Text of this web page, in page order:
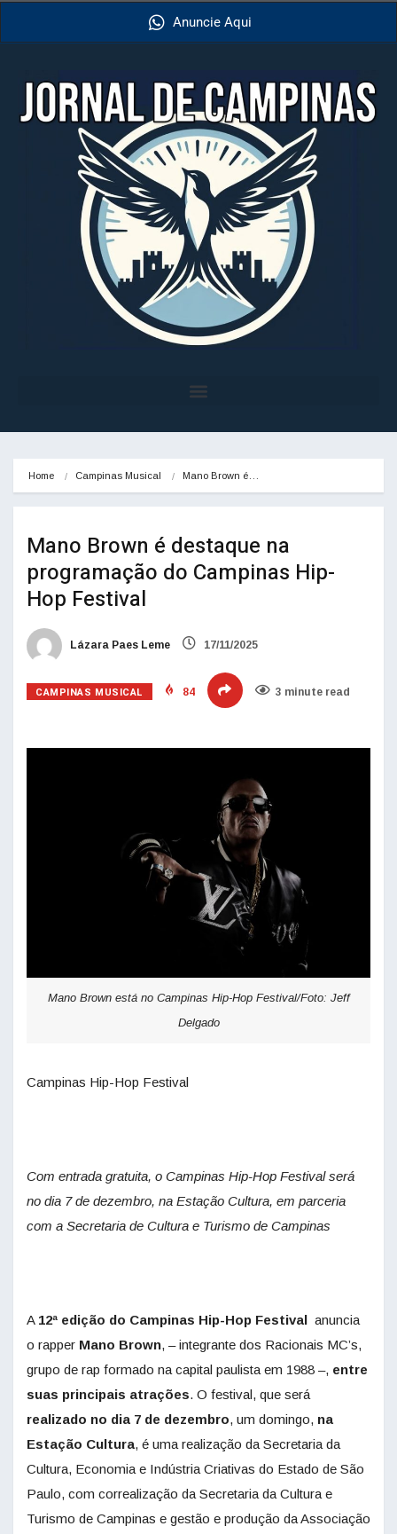
Anuncie Aqui
Home Campinas Musical Mano Brown é…
Mano Brown é destaque na
programação do Campinas Hip-
Hop Festival
Lázara Paes Leme 17/11/2025
CAMPINAS MUSICAL 84 3 minute read
Mano Brown está no Campinas Hip-Hop Festival/Foto: Jeff
Delgado
Campinas Hip-Hop Festival
Com entrada gratuita, o Campinas Hip-Hop Festival será
no dia 7 de dezembro, na Estação Cultura, em parceria
com a Secretaria de Cultura e Turismo de Campinas
A 12ª edição do Campinas Hip-Hop Festival anuncia
o rapper Mano Brown, – integrante dos Racionais MC’s,
grupo de rap formado na capital paulista em 1988 –, entre
suas principais atrações. O festival, que será
realizado no dia 7 de dezembro, um domingo, na
Estação Cultura, é uma realização da Secretaria da
Cultura, Economia e Indústria Criativas do Estado de São
Paulo, com correalização da Secretaria da Cultura e
Turismo de Campinas e gestão e produção da Associação